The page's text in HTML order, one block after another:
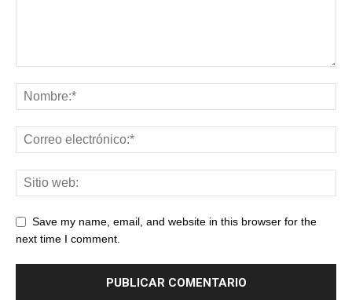
Save my name, email, and website in this browser for the
next time I comment.